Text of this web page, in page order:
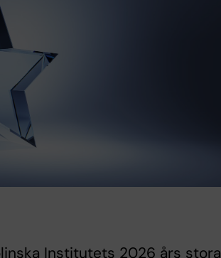
Institutets 2026 års stora